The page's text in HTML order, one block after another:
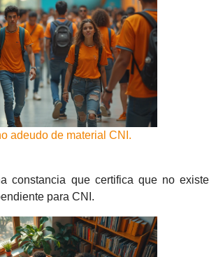
adeudo de material CNI.
constancia que certifica que no existe
para CNI.